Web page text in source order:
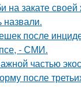
на закате своей
назвали.
после
- СМИ.
частью
после